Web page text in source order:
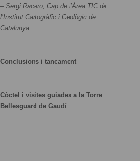
– Sergi Racero, Cap de l’Àrea TIC de
l’Institut Cartogràfic i Geològic de
Catalunya
Conclusions i tancament
Còctel i visites guiades a la Torre
Bellesguard de Gaudí